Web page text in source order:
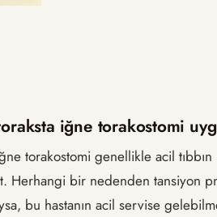
iğne torakostomi
torakostomi genellikle acil
Herhangi bir nedenden tansiyon
bu hastanın acil servise